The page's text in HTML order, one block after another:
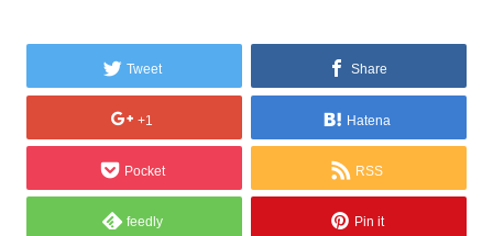
Tweet Share
+1 Hatena
Pocket RSS
feedly Pin it